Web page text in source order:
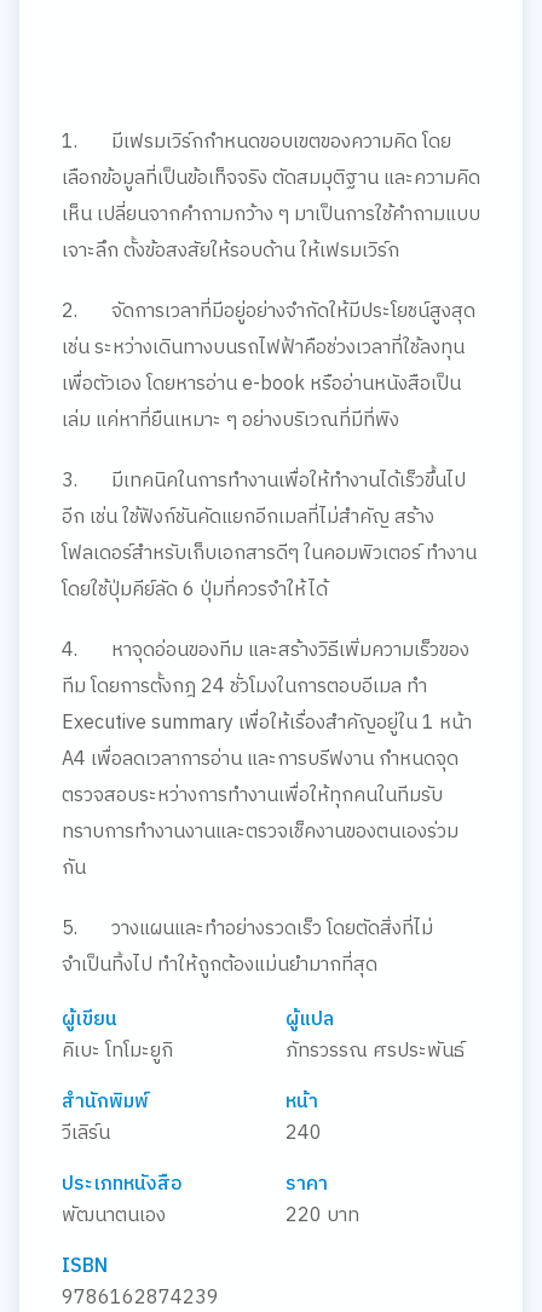
1. มีเฟรมเวิร์กกำหนดขอบเขตของความคิดโดย
เลือกข้อมูลที่เป็นข้อเท็จจริง ตัดสมมุติฐาน และความคิด
เห็น เปลี่ยนจากคำถามกว้าง ๆ มาเป็นการใช้คำถามแบบ
เจาะลึก ตั้งข้อสงสัยให้รอบด้าน ให้เฟรมเวิร์ก
2.
จัดการเวลาที่มีอยู่อย่างจำกัดให้มีประโยชน์สูงสุด
เช่น ระหว่างเดินทางบนรถไฟฟ้าคือช่วงเวลาที่ใช้ลงทุน
เพื่อตัวเอง โดยหารอ่านe-bookหรืออ่านหนังสือเป็น
เล่ม แค่หาที่ยืนเหมาะ ๆ อย่างบริเวณที่มีที่พิง
3.
มีเทคนิคในการทำงานเพื่อให้ทำงานได้เร็วขึ้นไป
อีก เช่น ใช้ฟังก์ชันคัดแยกอีกเมลที่ไม่สำคัญ สร้าง
โฟลเดอร์สำหรับเก็บเอกสารดีๆ ในคอมพิวเตอร์ ทำงาน
โดยใช้ปุ่มคีย์ลัด6 ปุ่มที่ควรจำให้ได้
4.
หาจุดอ่อนของทีม และสร้างวิธีเพิ่มความเร็วของ
ทีมโดยการตั้งกฎ 24 ชั่วโมงในการตอบอีเมล ทำ
Executive summary เพื่อให้เรื่องสำคัญอยู่ใน 1 หน้า
A4 เพื่อลดเวลาการอ่าน และการบรีฟงาน กำหนดจุด
ตรวจสอบระหว่างการทำงานเพื่อให้ทุกคนในทีมรับ
ทราบการทำงานงานและตรวจเช็คงานของตนเองร่วม
กัน
5.
วางแผนและทำอย่างรวดเร็วโดยตัดสิ่งที่ไม่
จำเป็นทิ้งไป ทำให้ถูกต้องแม่นยำมากที่สุด
ผู้เขียน
คิเบะ โทโมะยูกิ
ผู้แปล
ภัทรวรรณ ศรประพันธ์
สำนักพิมพ์
วีเลิร์น
หน้า
240
ประเภทหนังสือ
พัฒนาตนเอง
ราคา
220 บาท
ISBN
9786162874239